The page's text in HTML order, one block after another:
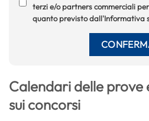
terzi e/o partners commerciali
quanto previsto dall'Informativa
Calendari delle
sui concorsi